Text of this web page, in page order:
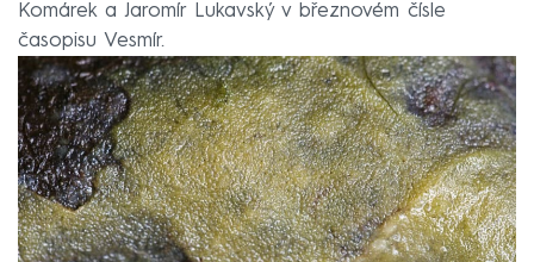
Komárek a Jaromír Lukavský v březnovém čísle
časopisu Vesmír.